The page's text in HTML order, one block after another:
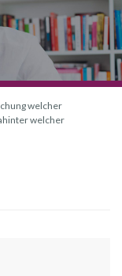
welcher
welcher